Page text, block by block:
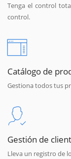
Tenga el control
control.
Catálogo de
Gestiona todos tus
Gestión de
Lleva un registro de